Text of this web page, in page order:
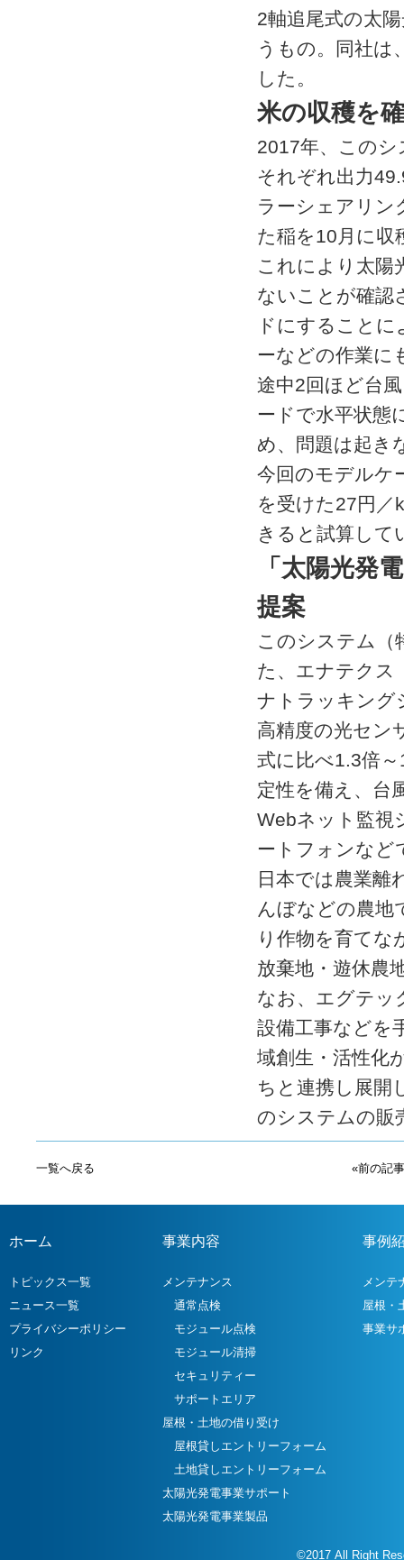
2軸追尾式の太
うもの。同社は
した。
米の収穫を
2017年、この
それぞれ出力
ラーシェアリン
た稲を10月に収
これにより太陽
ないことが確認
ドにすること
ーなどの作業に
途中2回ほど台
ードで水平状態
め、問題は起き
今回のモデルケ
を受けた27円／
きると試算して
「太陽光発
提案
このシステム（
た、エナテクス
ナトラッキング
高精度の光セン
式に比べ1.3倍
定性を備え、台
Webネット監視
ートフォンなど
日本では農業離
んぼなどの農地
り作物を育てな
放棄地・遊休農
なお、エグテッ
設備工事などを
域創生・活性化
ちと連携し展開
のシステムの販
一覧へ戻る «前の記
ホーム
トピックス一覧
ニュース一覧
プライバシーポリシー
リンク
事業内容
メンテナンス
通常点検
モジュール点検
モジュール清掃
セキュリティー
サポートエリア
屋根・土地の借り受け
屋根貸しエントリーフォーム
土地貸しエントリーフォーム
太陽光発電事業サポート
太陽光発電事業製品
事例
メンテ
屋根・
事業サ
©2017 All Right